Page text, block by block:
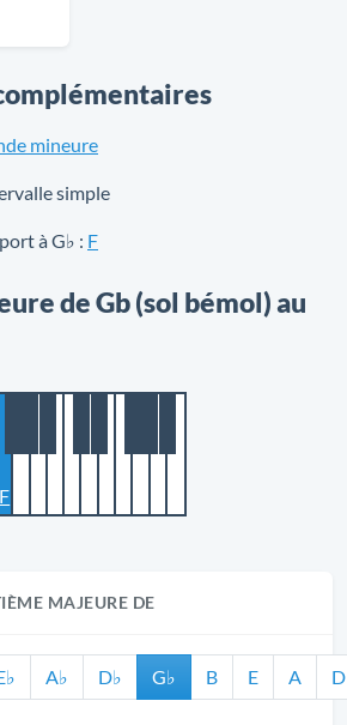
mineure
simple
à G♭ : F
de Gb (sol bémol) au
F
MAJEURE DE
A♭ D♭ G♭ B E A D